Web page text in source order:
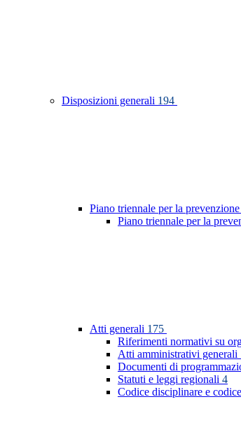
Disposizioni generali 194
Piano triennale per la
Piano triennale per la
Atti generali 175
Riferimenti normativi su
Atti amministrativi generali
Documenti di
Statuti e leggi regionali 4
Codice disciplinare e